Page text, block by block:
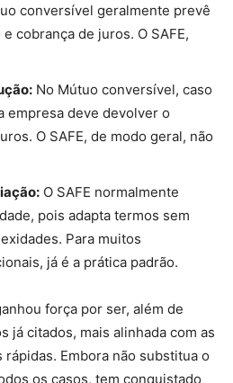
conversível geralmente prevê
cobrança de juros. O SAFE,
No Mútuo conversível, caso
empresa deve devolver o
O SAFE, de modo geral, não
O SAFE normalmente
pois adapta termos sem
Para muitos
já é a prática padrão.
força por ser, além de
já citados, mais alinhada com as
Embora não substitua o
os casos, tem conquistado